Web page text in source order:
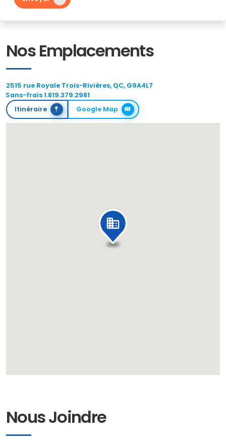
Nos Emplacements
2515 rue Royale Trois-Rivières, QC, G9A4L7
Sans-frais 1.819.379.2981
Itinéraire
Google Map
Nous Joindre